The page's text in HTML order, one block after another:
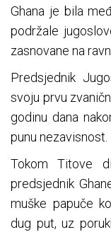
Ghana je bila
podržale
zasnovane na
Predsjednik
svoju prvu
godinu dana
punu nezavisnost.
Tokom Titove
predsjednik
muške papuče
dug put, uz